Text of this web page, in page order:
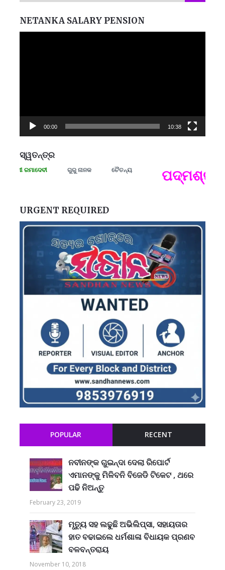
NETANKA SALARY PENSION
00:00 10:38
ସ୍ୱତନ୍ତ୍ର
ରମାଦେବୀ ଗୁରୁ ନାନକ ଚୈତନ୍ୟ ପଦ୍ମଶ୍ରୀ
URGENT REQUIRED
POPULAR RECENT
ନବୀନଙ୍କ ଗୁଇନ୍ଦା ଦେଲା ରିପୋର୍ଟ
ଏମାନଙ୍କୁ ମିଳିବନି ବିଜେଡି ଟିକେଟ , ଥରେ
ପଢି ନିଅନ୍ତୁ
February 23, 2019
ମୃତ୍ୟୁ ସହ ଲଢୁଛି ଅଭିଲିପ୍ସା, ସହାୟତାର
ହାତ ବଢାଇଲେ ଧର୍ମଶାଳା ବିଧାୟକ ପ୍ରଣବ
ବଳବନ୍ତରାୟ
November 10, 2018